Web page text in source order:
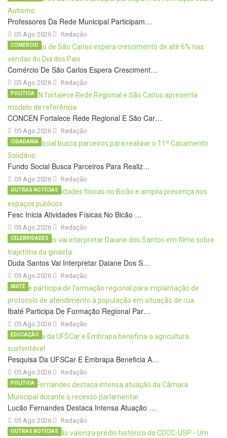
Professores Da Rede Municipal Participam…
05 Ago 2026 Redação
Comércio De São Carlos Espera Cresciment…
05 Ago 2026
COMÉRCIO
Redação
CONCEN Fortalece Rede Regional E São Car…
05 Ago 2026
POLÍTICA
Redação
Fundo Social Busca Parceiros Para Realiz…
05 Ago 2026
CIDADANIA
Redação
Fesc Inicia Atividades Físicas No Bicão …
05 Ago 2026
OUTRAS NOTÍCIAS
Redação
Duda Santos Vai Interpretar Daiane Dos S…
05 Ago 2026
CELEBRIDADES
Redação
Ibaté Participa De Formação Regional Par…
05 Ago 2026
IBATÉ
Redação
Pesquisa Da UFSCar E Embrapa Beneficia A…
05 Ago 2026
EDUCAÇÃO
Redação
Lucão Fernandes Destaca Intensa Atuação …
05 Ago 2026
POLÍTICA
Redação
OUTRAS NOTÍCIAS